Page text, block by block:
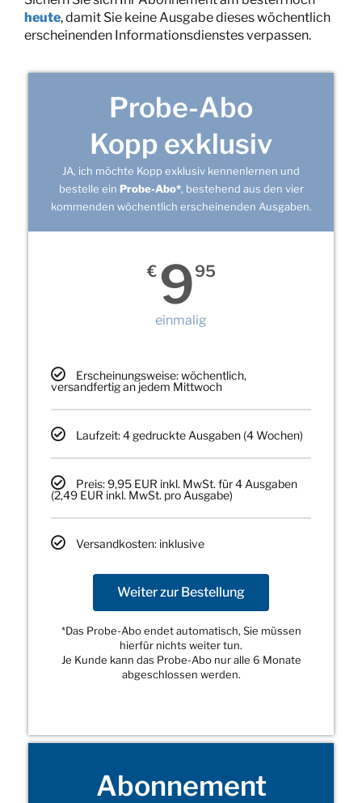
heute, damit Sie keine Ausgabe dieses wöchentlich
erscheinenden Informationsdienstes verpassen.
Probe-Abo
Kopp exklusiv
JA, ich möchte Kopp exklusiv kennenlernen und
bestelle ein Probe-Abo*, bestehend aus den vier
kommenden wöchentlich erscheinenden Ausgaben.
€ 995
einmalig
Erscheinungsweise: wöchentlich,
versandfertig an jedem Mittwoch
Laufzeit: 4 gedruckte Ausgaben (4 Wochen)
Preis: 9,95 EUR inkl. MwSt. für 4 Ausgaben
(2,49 EUR inkl. MwSt. pro Ausgabe)
Versandkosten: inklusive
Weiter zur Bestellung
*Das Probe-Abo endet automatisch, Sie müssen
hierfür nichts weiter tun.
Je Kunde kann das Probe-Abo nur alle 6 Monate
abgeschlossen werden.
Abonnement